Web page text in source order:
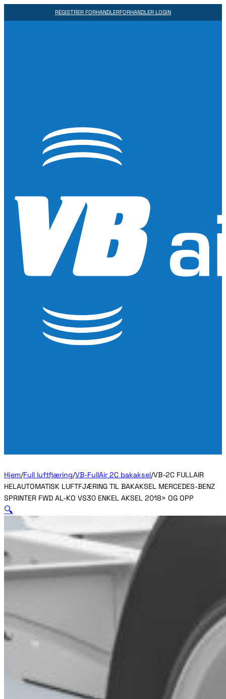
REGISTRER FORHANDLERFORHANDLER LOGIN
Hjem/Full luftfjæring/VB-FullAir 2C bakaksel/VB-2C FULLAIR
HELAUTOMATISK LUFTFJÆRING TIL BAKAKSEL MERCEDES-BENZ
SPRINTER FWD AL-KO VS30 ENKEL AKSEL 2018> OG OPP
🔍